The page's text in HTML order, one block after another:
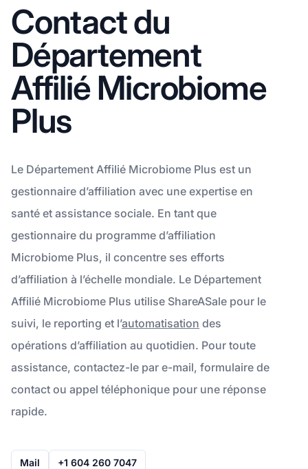
Contact du
Département
Affilié Microbiome
Plus
Le Département Affilié Microbiome Plus est un
gestionnaire d’affiliation avec une expertise en
santé et assistance sociale. En tant que
gestionnaire du programme d’affiliation
Microbiome Plus, il concentre ses efforts
d’affiliation à l’échelle mondiale. Le Département
Affilié Microbiome Plus utilise ShareASale pour le
suivi, le reporting et l’automatisation des
opérations d’affiliation au quotidien. Pour toute
assistance, contactez-le par e-mail, formulaire de
contact ou appel téléphonique pour une réponse
rapide.
Mail +1 604 260 7047